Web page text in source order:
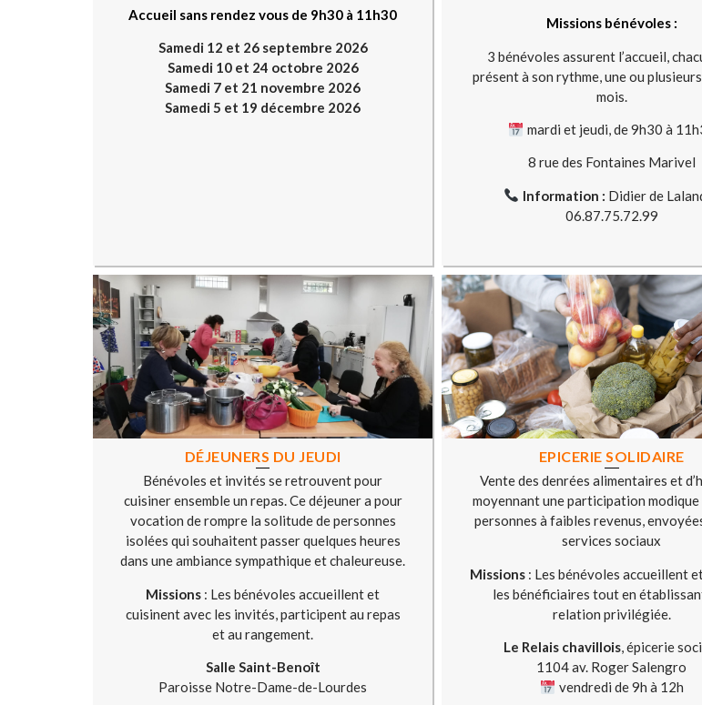
Accueil sans rendez vous de 9h30 à 11h30
Samedi 12 et 26 septembre 2026
Samedi 10 et 24 octobre 2026
Samedi 7 et 21 novembre 2026
Samedi 5 et 19 décembre 2026
Missions bénévoles :
3 bénévoles assurent l’accueil,
présent à son rythme, une ou
mois.
mardi et jeudi, de 9h30 à
8 rue des Fontaines Marivel
Information : Didier de
06.87.75.72.99
DÉJEUNERS DU JEUDI
Bénévoles et invités se retrouvent pour
cuisiner ensemble un repas. Ce déjeuner a pour
vocation de rompre la solitude de personnes
isolées qui souhaitent passer quelques heures
dans une ambiance sympathique et chaleureuse.
Missions : Les bénévoles accueillent et
cuisinent avec les invités, participent au repas
et au rangement.
Salle Saint-Benoît
Paroisse Notre-Dame-de-Lourdes
EPICERIE SOLIDAIRE
Vente des denrées alimentaires et
moyennant une participation modique
personnes à faibles revenus,
services sociaux
Missions : Les bénévoles accueillent
les bénéficiaires tout en
relation privilégiée.
Le Relais chavillois, épicerie
1104 av. Roger Salengro
vendredi de 9h à 12h